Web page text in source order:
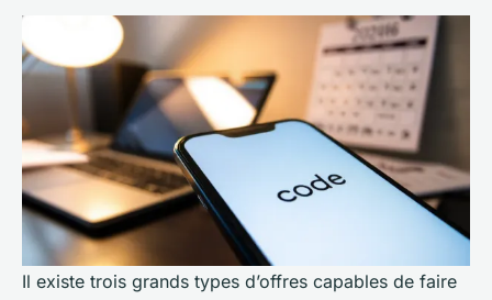
Il existe trois grands types d’offres capables de faire